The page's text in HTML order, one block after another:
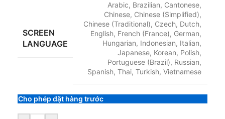
SCREEN
LANGUAGE
Arabic, Brazilian, Cantonese,
Chinese, Chinese (Simplified),
Chinese (Traditional), Czech, Dutch,
English, French (France), German,
Hungarian, Indonesian, Italian,
Japanese, Korean, Polish,
Portuguese (Brazil), Russian,
Spanish, Thai, Turkish, Vietnamese
Cho phép đặt hàng trước